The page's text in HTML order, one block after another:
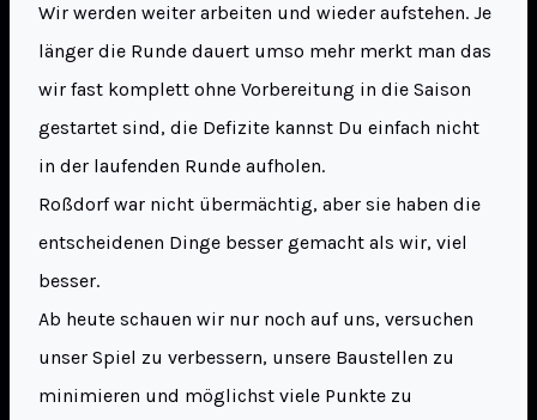
Wir werden weiter arbeiten und wieder aufstehen. Je
länger die Runde dauert umso mehr merkt man das
wir fast komplett ohne Vorbereitung in die Saison
gestartet sind, die Defizite kannst Du einfach nicht
in der laufenden Runde aufholen.
Roßdorf war nicht übermächtig, aber sie haben die
entscheidenen Dinge besser gemacht als wir, viel
besser.
Ab heute schauen wir nur noch auf uns, versuchen
unser Spiel zu verbessern, unsere Baustellen zu
minimieren und möglichst viele Punkte zu